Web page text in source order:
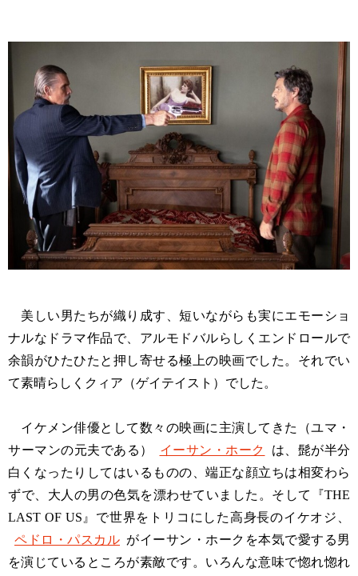
美しい男たちが織り成す、短いながらも実にエモーショ
ナルなドラマ作品で、アルモドバルらしくエンドロールで
余韻がひたひたと押し寄せる極上の映画でした。それでい
て素晴らしくクィア（ゲイテイスト）でした。
イケメン俳優として数々の映画に主演してきた（ユマ・
サーマンの元夫である）
イーサン・ホーク
は、髭が半分
白くなったりしてはいるものの、端正な顔立ちは相変わら
ずで、大人の男の色気を漂わせていました。そして『THE
LAST OF US』で世界をトリコにした高身長のイケオジ、
ペドロ・パスカル がイーサン・ホークを本気で愛する男
を演じているところが素敵です。いろんな意味で惚れ惚れ